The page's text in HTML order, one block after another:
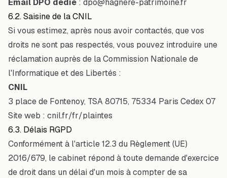
Email DPO dédié : dpo@hagnere-patrimoine.fr
6.2. Saisine de la CNIL
Si vous estimez, après nous avoir contactés, que vos
droits ne sont pas respectés, vous pouvez introduire une
réclamation auprès de la Commission Nationale de
l'Informatique et des Libertés :
CNIL
3 place de Fontenoy, TSA 80715, 75334 Paris Cedex 07
Site web : cnil.fr/fr/plaintes
6.3. Délais RGPD
Conformément à l'article 12.3 du Règlement (UE)
2016/679, le cabinet répond à toute demande d'exercice
de droit dans un délai d'un mois à compter de sa